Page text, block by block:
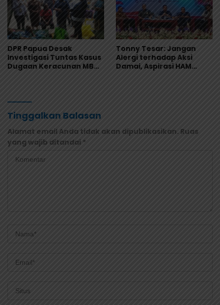
DPR Papua Desak
Investigasi Tuntas Kasus
Dugaan Keracunan MBG
Tonny Tesar: Jangan
Alergi terhadap Aksi
Damai, Aspirasi HAM
Tinggalkan Balasan
Alamat email Anda tidak akan dipublikasikan. Ruas
yang wajib ditandai *